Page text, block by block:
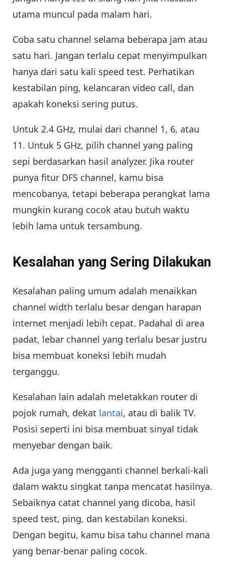
utama muncul pada malam hari.
Coba satu channel selama beberapa jam atau
satu hari. Jangan terlalu cepat menyimpulkan
hanya dari satu kali speed test. Perhatikan
kestabilan ping, kelancaran video call, dan
apakah koneksi sering putus.
Untuk 2.4 GHz, mulai dari channel 1, 6, atau
11. Untuk 5 GHz, pilih channel yang paling
sepi berdasarkan hasil analyzer. Jika router
punya fitur DFS channel, kamu bisa
mencobanya, tetapi beberapa perangkat lama
mungkin kurang cocok atau butuh waktu
lebih lama untuk tersambung.
Kesalahan yang Sering Dilakukan
Kesalahan paling umum adalah menaikkan
channel width terlalu besar dengan harapan
internet menjadi lebih cepat. Padahal di area
padat, lebar channel yang terlalu besar justru
bisa membuat koneksi lebih mudah
terganggu.
Kesalahan lain adalah meletakkan router di
pojok rumah, dekat lantai, atau di balik TV.
Posisi seperti ini bisa membuat sinyal tidak
menyebar dengan baik.
Ada juga yang mengganti channel berkali-kali
dalam waktu singkat tanpa mencatat hasilnya.
Sebaiknya catat channel yang dicoba, hasil
speed test, ping, dan kestabilan koneksi.
Dengan begitu, kamu bisa tahu channel mana
yang benar-benar paling cocok.